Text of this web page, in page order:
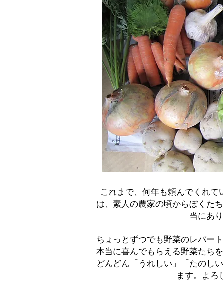
これまで、何年も頼んでくれ
は、素人の農家の頃からぼくた
当にあ
ちょっとずつでも野菜のレパー
本当に喜んでもらえる野菜たち
どんどん「うれしい」「たのし
ます。よろ